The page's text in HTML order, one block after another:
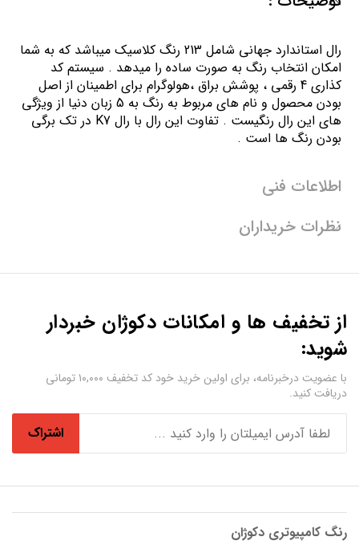
رال استاندارد جهانی شامل 213 رنگ کلاسیک میباشد که به شما
امکان انتخاب رنگ به صورت ساده را میدهد . سیستم کد
کذاری 4 رقمی ، پوشش براق ،هولوگرام برای اطمینان از اصل
بودن محصول و نام های مربوط به رنگ به 5 زبان دنیا از ویژگی
های این رال رنگیست . تفاوت این رال با رال K7 در تک برگی
بودن رنگ ها است .
اطلاعات فنی
نظرات خریداران
از تخفیف ها و امکانات دکوژان خبردار
شوید:
با عضویت درخبرنامه، برای اولین خرید خود کد تخفیف ۱۰,۰۰۰ تومانی
دریافت کنید.
اشتراک
رنگ کامپیوتری دکوژان